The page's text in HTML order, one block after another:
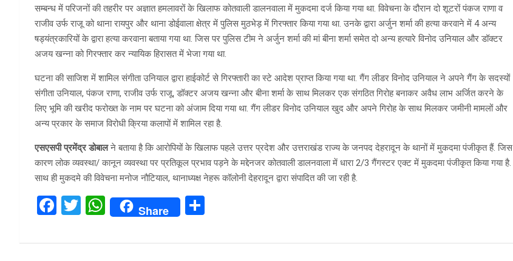
सम्बन्ध में परिजनों की तहरीर पर अज्ञात हमलावरों के खिलाफ कोतवाली डालनवाला में मुकदमा दर्ज किया गया था. विवेचना के दौरान दो शूटरों पंकज राणा व
राजीव उर्फ राजू को थाना रायपुर और थाना डोईवाला क्षेत्र में पुलिस मुठभेड़ में गिरफ्तार किया गया था. उनके द्वारा अर्जुन शर्मा की हत्या करवाने में 4 अन्य
षड्यंत्रकारियों के द्वारा हत्या करवाना बताया गया था. जिस पर पुलिस टीम ने अर्जुन शर्मा की मां बीना शर्मा समेत दो अन्य हत्यारे विनोद उनियाल और डॉक्टर
अजय खन्ना को गिरफ्तार कर न्यायिक हिरासत में भेजा गया था.
घटना की साजिश में शामिल संगीता उनियाल द्वारा हाईकोर्ट से गिरफ्तारी का स्टे आदेश प्राप्त किया गया था. गैंग लीडर विनोद उनियाल ने अपने गैंग के सदस्यों
संगीता उनियाल, पंकज राणा, राजीव उर्फ राजू, डॉक्टर अजय खन्ना और बीना शर्मा के साथ मिलकर एक संगठित गिरोह बनाकर अवैध लाभ अर्जित करने के
लिए भूमि की खरीद फरोख्त के नाम पर घटना को अंजाम दिया गया था. गैंग लीडर विनोद उनियाल खुद और अपने गिरोह के साथ मिलकर जमीनी मामलों और
अन्य प्रकार के समाज विरोधी क्रिया कलापों में शामिल रहा है.
एसएसपी प्रमेंद्र डोबालने बताया है कि आरोपियों के खिलाफ पहले उत्तर प्रदेश और उत्तराखंड राज्य के जनपद देहरादून के थानों में मुकदमा पंजीकृत हैं. जिस
कारण लोक व्यवस्था/ कानून व्यवस्था पर प्रतिकूल प्रभाव पड़ने के मद्देनजर कोतवाली डालनवाला में धारा 2/3 गैंगस्टर एक्ट में मुकदमा पंजीकृत किया गया है.
साथ ही मुकदमे की विवेचना मनोज नौटियाल, थानाध्यक्ष नेहरू कॉलोनी देहरादून द्वारा संपादित की जा रही है.
F
ce
T
tt
W
h
at
Share
ar